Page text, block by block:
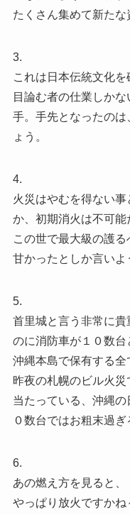
たくさん集めて新たな
3.
これは日本伝統文化
目論む者の仕業しか
手。手先となったの
ょう。
4.
火災はやむを得ない
か、初期消火は不可能
この世で最大級の護
甘かったとしか言いよ
5.
首里城と言う非常に
のに消防車が１０数台
沖縄本島で保有する全
昨夜の札幌のビル火
当たっている、沖縄の
０数台ではお粗末過ぎ
6.
あの燃え方を見ると、
やっぱり放火ですかね